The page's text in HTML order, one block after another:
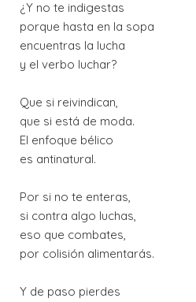
¿Y no te indigestas
porque hasta en la sopa
encuentras la lucha
y el verbo luchar?
Que si reivindican,
que si está de moda.
El enfoque bélico
es antinatural.
Por si no te enteras,
si contra algo luchas,
eso que combates,
por colisión alimentarás.
Y de paso pierdes